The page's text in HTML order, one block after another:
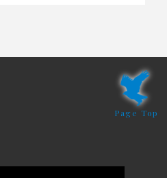
Page Top